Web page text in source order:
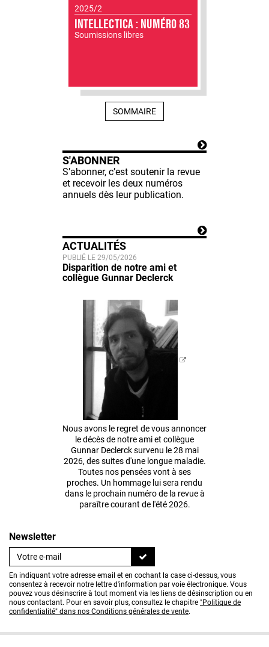
2025/2
INTELLECTICA : NUMÉRO 83
Soumissions libres
SOMMAIRE
S'ABONNER
S’abonner, c’est soutenir la revue
et recevoir les deux numéros
annuels dès leur publication.
ACTUALITÉS
PUBLIÉ LE 29/05/2026
Disparition de notre ami et
collègue Gunnar Declerck
Nous avons le regret de vous annoncer
le décès de notre ami et collègue
Gunnar Declerck survenu le 28 mai
2026, des suites d'une longue maladie.
Toutes nos pensées vont à ses
proches. Un hommage lui sera rendu
dans le prochain numéro de la revue à
paraître courant de l'été 2026.
Newsletter
En indiquant votre adresse email et en cochant la case ci-dessus, vous
consentez à recevoir notre lettre d'information par voie électronique. Vous
pouvez vous désinscrire à tout moment via les liens de désinscription ou en
nous contactant. Pour en savoir plus, consultez le chapitre "Politique de
confidentialité" dans nos Conditions générales de vente.